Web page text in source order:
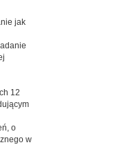
jak
12
o
w